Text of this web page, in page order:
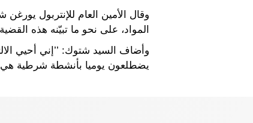
وقال الأمين العام للإنتربول
المواد، على نحو ما تبيّنه هذه
وأضاف السيد شتوك: ’’إني أحيي
يضطلعون يوميا بأنشطة شرطية هي